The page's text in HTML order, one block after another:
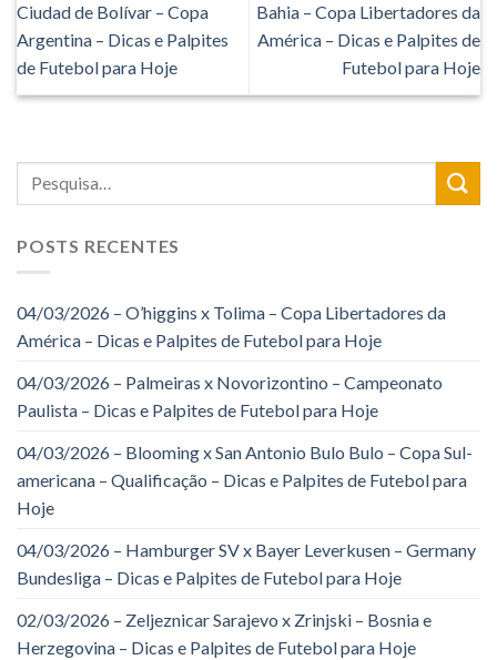
Ciudad de Bolívar – Copa
Argentina – Dicas e Palpites
de Futebol para Hoje
Bahia – Copa Libertadores da
América – Dicas e Palpites de
Futebol para Hoje
POSTS RECENTES
04/03/2026 – O’higgins x Tolima – Copa Libertadores da
América – Dicas e Palpites de Futebol para Hoje
04/03/2026 – Palmeiras x Novorizontino – Campeonato
Paulista – Dicas e Palpites de Futebol para Hoje
04/03/2026 – Blooming x San Antonio Bulo Bulo – Copa Sul-
americana – Qualificação – Dicas e Palpites de Futebol para
Hoje
04/03/2026 – Hamburger SV x Bayer Leverkusen – Germany
Bundesliga – Dicas e Palpites de Futebol para Hoje
02/03/2026 – Zeljeznicar Sarajevo x Zrinjski – Bosnia e
Herzegovina – Dicas e Palpites de Futebol para Hoje